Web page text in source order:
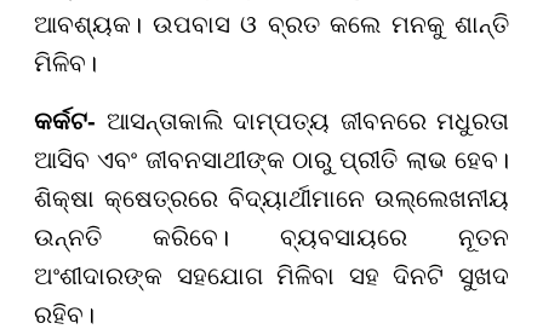
ଆବଶ୍ୟକ। ଉପବାସ ଓ ବ୍ରତ କଲେ ମନକୁ ଶାନ୍ତି
ମିଳିବ।
କର୍କଟ- ଆସନ୍ତାକାଲି ଦାମ୍ପତ୍ୟ ଜୀବନରେ ମଧୁରତା
ଆସିବ ଏବଂ ଜୀବନସାଥୀଙ୍କ ଠାରୁ ପ୍ରୀତି ଲାଭ ହେବ।
ଶିକ୍ଷା କ୍ଷେତ୍ରରେ ବିଦ୍ୟାର୍ଥୀମାନେ ଉଲ୍ଲେଖନୀୟ
ଉନ୍ନତି କରିବେ। ବ୍ୟବସାୟରେ ନୂତନ
ଅଂଶୀଦାରଙ୍କ ସହଯୋଗ ମିଳିବା ସହ ଦିନଟି ସୁଖଦ
ରହିବ।